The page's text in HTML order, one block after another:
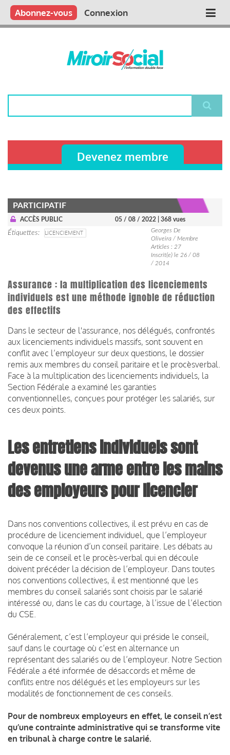
Aller
contenu
Main
Qui sommes nous ?
Vous publiez
Nous publions
Contactez-nous
Abonnez-vous Connexion
Devenez membre
PARTICIPATIF
ACCÈS PUBLIC 05 / 08 / 2022 | 368 vues
Étiquettes LICENCIEMENT
Georges De
Oliveira / Membre
Articles : 27
Inscrit(e) le 26 / 08
/ 2014
Assurance : la multiplication des licenciements
individuels est une méthode ignoble de réduction
des effectifs
Dans le secteur de l'assurance, nos délégués, confrontés
aux licenciements individuels massifs, sont souvent en
conflit avec l’employeur sur deux questions, le dossier
remis aux membres du conseil paritaire et le procèsverbal.
Face à la multiplication des licenciements individuels, la
Section Fédérale a examiné les garanties
conventionnelles, conçues pour protéger les salariés, sur
ces deux points.
Les entretiens individuels sont
devenus une arme entre les mains
des employeurs pour licencier
Dans nos conventions collectives, il est prévu en cas de
procédure de licenciement individuel, que l’employeur
convoque la réunion d’un conseil paritaire. Les débats au
sein de ce conseil et le procès-verbal qui en découle
doivent précéder la décision de l’employeur. Dans toutes
nos conventions collectives, il est mentionné que les
membres du conseil salariés sont choisis par le salarié
intéressé ou, dans le cas du courtage, à l’issue de l’élection
du CSE.
Généralement, c’est l’employeur qui préside le conseil,
sauf dans le courtage où c’est en alternance un
représentant des salariés ou de l’employeur. Notre Section
Fédérale a été informée de désaccords et même de
conflits entre nos délégués et les employeurs sur les
modalités de fonctionnement de ces conseils.
Pour de nombreux employeurs en effet, le conseil n’est
qu’une contrainte administrative qui se transforme vite
en tribunal à charge contre le salarié.